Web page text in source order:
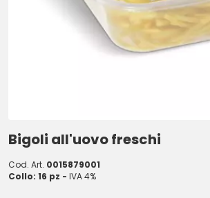
Bigoli all'uovo freschi
Cod. Art. 0015879001
Collo: 16 pz - IVA 4%